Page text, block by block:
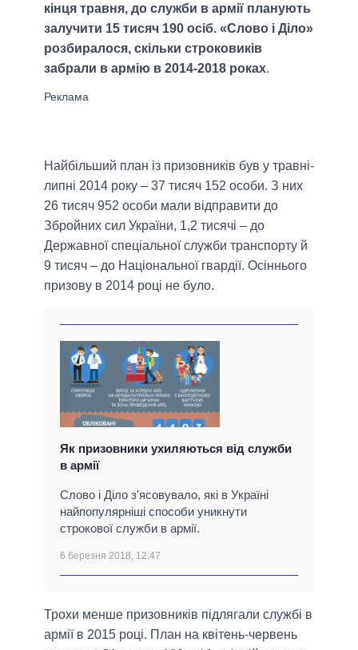
кінця травня, до служби в армії планують
залучити 15 тисяч 190 осіб. «Слово і Діло»
розбиралося, скільки строковиків
забрали в армію в 2014-2018 роках.
Найбільший план із призовників був у травні-
липні 2014 року – 37 тисяч 152 особи. З них
26 тисяч 952 особи мали відправити до
Збройних сил України, 1,2 тисячі – до
Державної спеціальної служби транспорту й
9 тисяч – до Національної гвардії. Осіннього
призову в 2014 році не було.
Як призовники ухиляються від служби
в армії
Слово і Діло з'ясовувало, які в Україні
найпопулярніші способи уникнути
строкової служби в армії.
6 березня 2018, 12:47
Трохи менше призовників підлягали службі в
армії в 2015 році. План на квітень-червень